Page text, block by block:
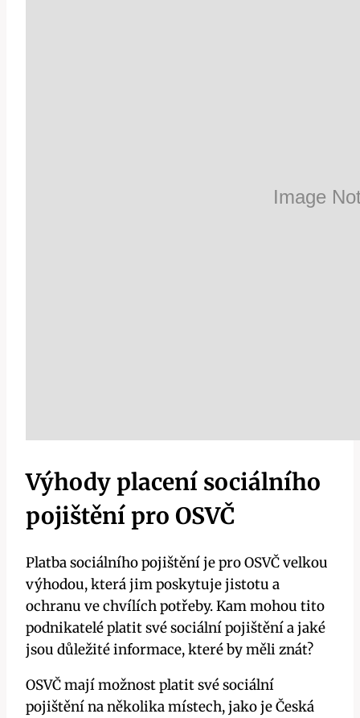
Výhody placení sociálního
pojištění pro OSVČ
Platba sociálního pojištění je pro OSVČ velkou
výhodou, která jim poskytuje jistotu a
ochranu ve chvílích potřeby. Kam mohou tito
podnikatelé platit své sociální pojištění a jaké
jsou důležité informace, které by měli znát?
OSVČ mají možnost platit své sociální
pojištění na několika místech, jako je Česká